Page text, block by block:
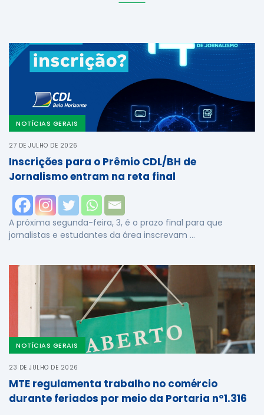
NOTÍCIAS GERAIS
27 DE JULHO DE 2026
Inscrições para o Prêmio CDL/BH de
Jornalismo entram na reta final
A próxima segunda-feira, 3, é o prazo final para que
jornalistas e estudantes da área inscrevam …
NOTÍCIAS GERAIS
23 DE JULHO DE 2026
MTE regulamenta trabalho no comércio
durante feriados por meio da Portaria nº1.316